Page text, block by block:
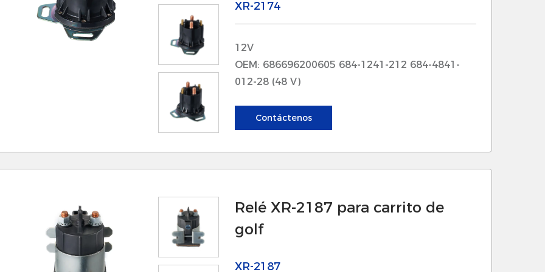
significa menos averías y menos mantenimiento requerido para el equipo.
- Su construcción robusta permite una alta resistencia térmica, lo que significa que los
relés funcionan de manera confiable incluso bajo cargas pesadas o en temperaturas
- El diseño compacto permite una fácil instalación en maquinaria donde el espacio es
limitado, especialmente en cortadoras de césped y carritos de golf.
pesar de su pequeño tamaño, los relés ofrecen una potente funcionalidad, lo que
hace muy adecuados para diversas configuraciones mecánicas.
1. Amplio rango de voltaje
- Nuestros relés están diseñados para funcionar dentro de un amplio rango de voltaje,
lo que los hace compatibles con diferentes tipos de maquinaria, desde carritos de
XR-2174
12V
OEM: 686696200605 684-1241-212 684-4841-
012-28 (48 V)
Contáctenos
Relé XR-2187 para carrito de
golf
XR-2187